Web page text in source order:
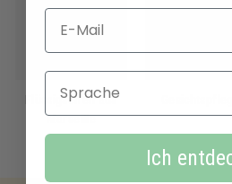
Flüssigseifen aus
Marseille
Sprache
Ich